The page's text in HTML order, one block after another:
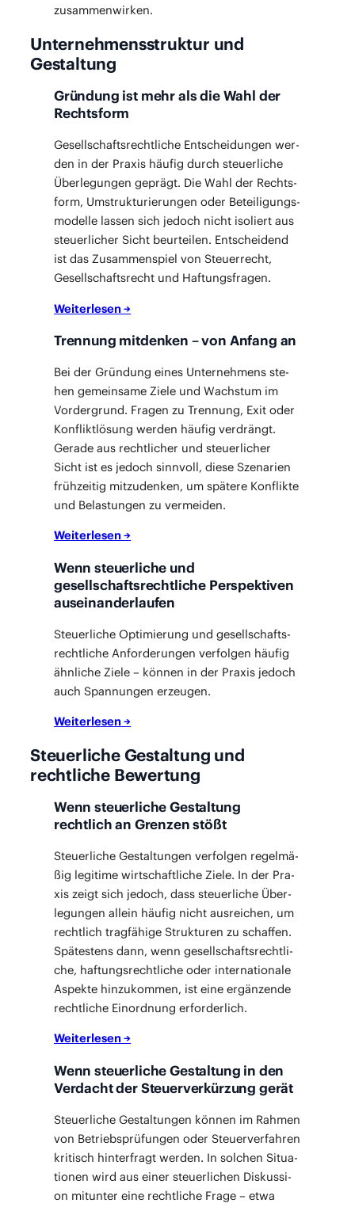
zusammenwirken.
Unternehmensstruktur und
Gestaltung
Gründung ist mehr als die Wahl der
Rechtsform
Gesell­schafts­recht­li­che Ent­schei­dun­gen wer­
den in der Pra­xis häu­fig durch steu­er­li­che
Über­le­gun­gen geprägt. Die Wahl der Rechts­
form, Umstruk­tu­rie­run­gen oder Betei­li­gungs­
mo­del­le las­sen sich jedoch nicht iso­liert aus
steu­er­li­cher Sicht beur­tei­len. Ent­schei­dend
ist das Zusam­men­spiel von Steu­er­recht,
Gesell­schafts­recht und Haftungsfragen.
Wei­ter­le­sen →
Trennung mitdenken – von Anfang an
Bei der Grün­dung eines Unter­neh­mens ste­
hen gemein­sa­me Zie­le und Wachs­tum im
Vor­der­grund. Fra­gen zu Tren­nung, Exit oder
Kon­flikt­lö­sung wer­den häu­fig ver­drängt.
Gera­de aus recht­li­cher und steu­er­li­cher
Sicht ist es jedoch sinn­voll, die­se Sze­na­ri­en
früh­zei­tig mit­zu­den­ken, um spä­te­re Kon­flik­te
und Belas­tun­gen zu vermeiden.
Wei­ter­le­sen →
Wenn steuerliche und
gesellschaftsrechtliche Perspektiven
auseinanderlaufen
Steu­er­li­che Opti­mie­rung und gesell­schafts­
recht­li­che Anfor­de­run­gen ver­fol­gen häu­fig
ähn­li­che Zie­le – kön­nen in der Pra­xis jedoch
auch Span­nun­gen erzeugen.
Wei­ter­le­sen →
Steuerliche Gestaltung und
rechtliche Bewertung
Wenn steuerliche Gestaltung
rechtlich an Grenzen stößt
Steu­er­li­che Gestal­tun­gen ver­fol­gen regel­mä­
ßig legi­ti­me wirt­schaft­li­che Zie­le. In der Pra­
xis zeigt sich jedoch, dass steu­er­li­che Über­
le­gun­gen allein häu­fig nicht aus­rei­chen, um
recht­lich trag­fä­hi­ge Struk­tu­ren zu schaf­fen.
Spä­tes­tens dann, wenn gesell­schafts­recht­li­
che, haf­tungs­recht­li­che oder inter­na­tio­na­le
Aspek­te hin­zu­kom­men, ist eine ergän­zen­de
recht­li­che Ein­ord­nung erforderlich.
Wei­ter­le­sen →
Wenn steuerliche Gestaltung in den
Verdacht der Steuerverkürzung gerät
Steu­er­li­che Gestal­tun­gen kön­nen im Rah­men
von Betriebs­prü­fun­gen oder Steu­er­ver­fah­ren
kri­tisch hin­ter­fragt wer­den. In sol­chen Situa­
tio­nen wird aus einer steu­er­li­chen Dis­kus­si­
on mit­un­ter eine recht­li­che Fra­ge – etwa